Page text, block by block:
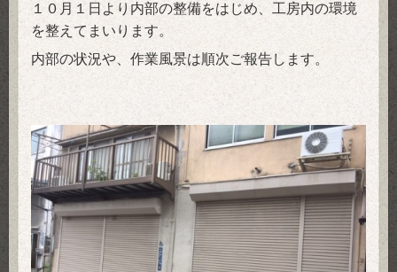
１０月１日より内部の整備をはじめ、工房内の環境
を整えてまいります。
内部の状況や、作業風景は順次ご報告します。